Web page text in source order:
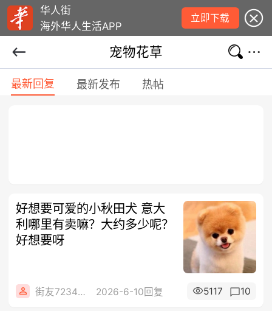
华人街
海外华人生活APP
立即下载
宠物花草
最新回复 最新发布 热帖
好想要可爱的小秋田犬 意大
利哪里有卖嘛？大约多少呢？
好想要呀
街友72347082 2026-6-10回复 5117 10